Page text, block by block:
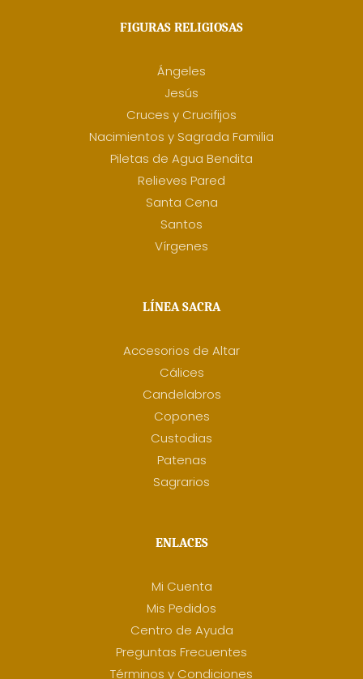
FIGURAS RELIGIOSAS
Ángeles
Jesús
Cruces y Crucifijos
Nacimientos y Sagrada Familia
Piletas de Agua Bendita
Relieves Pared
Santa Cena
Santos
Vírgenes
LÍNEA SACRA
Accesorios de Altar
Cálices
Candelabros
Copones
Custodias
Patenas
Sagrarios
ENLACES
Mi Cuenta
Mis Pedidos
Centro de Ayuda
Preguntas Frecuentes
Términos y Condiciones